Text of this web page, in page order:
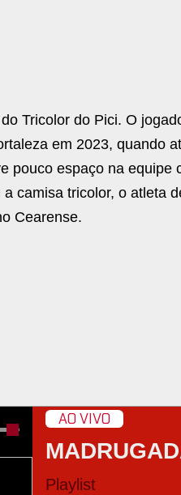
Tricolor do Pici. O
em 2023, quando
pouco espaço na
camisa tricolor, o atleta
Cearense.
AO VIVO
Playlist